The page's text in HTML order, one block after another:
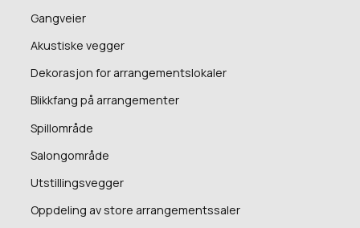
Gangveier
Akustiske vegger
Dekorasjon for arrangementslokaler
Blikkfang på arrangementer
Spillområde
Salongområde
Utstillingsvegger
Oppdeling av store arrangementssaler